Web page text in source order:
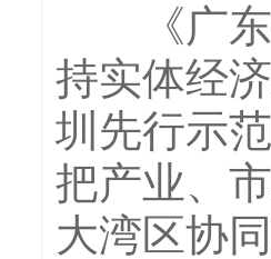
《广东
持实体经
圳先行示
把产业、
大湾区协